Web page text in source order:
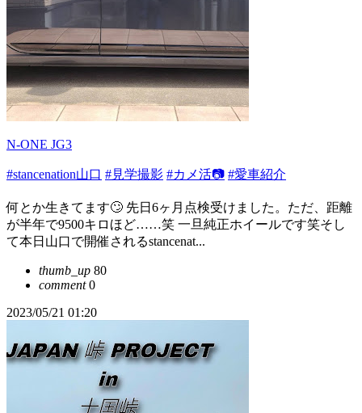
N-ONE JG3
#stancenation山口 #見学撮影 #カメ活📷 #愛車紹介
何とか生きてます🙄 先日6ヶ月点検受けました。ただ、距離
が半年で9500キロほど……笑 一旦純正ホイールです笑そし
て本日山口で開催されるstancenat...
thumb_up 80
comment0
2023/05/21 01:20